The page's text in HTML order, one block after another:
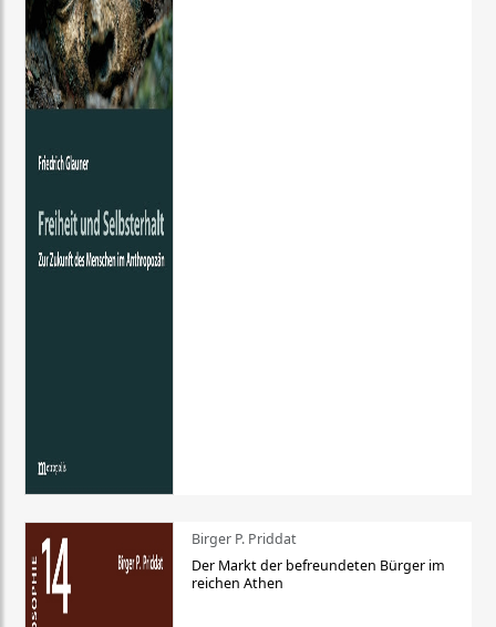
Birger P. Priddat
Der Markt der befreundeten Bürger im
reichen Athen